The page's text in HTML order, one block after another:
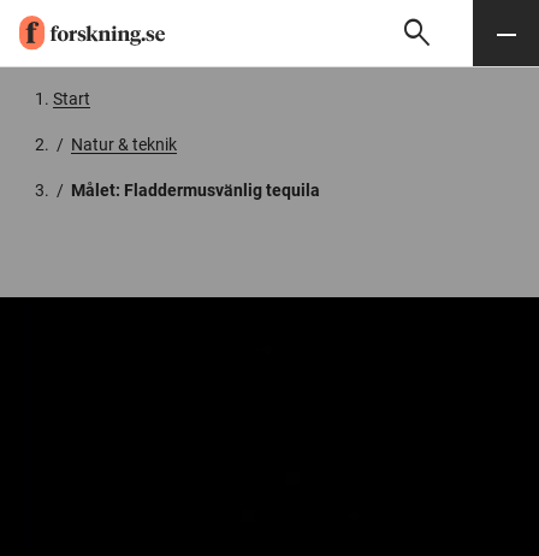
Söksearch Meny
Start
/ Natur & teknik
/ Målet: Fladdermusvänlig tequila